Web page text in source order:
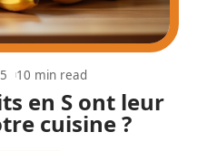
en S ont leur
cuisine ?
10 min read